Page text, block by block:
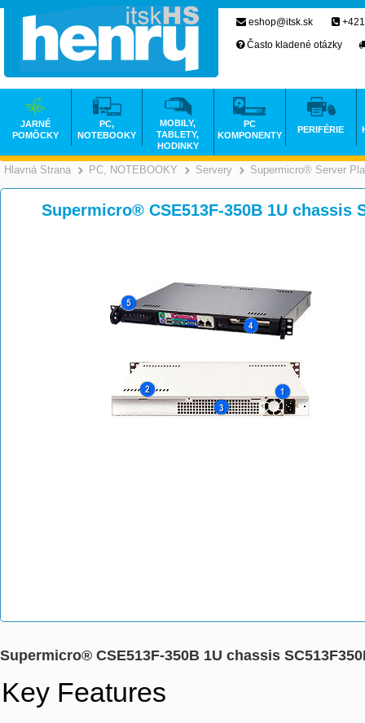
Hlavná Strana >
PC, NOTEBOOKY >
Servery >
Supermicro® Server
Supermicro® CSE513F-350B 1U chassis
Supermicro® CSE513F-350B 1U chassis
Key Features
eshop@itsk.sk
Často kladené otázky
JARNÉ
POMÔCKY
PC,
NOTEBOOKY
MOBILY,
TABLETY,
HODINKY
PC
KOMPONENTY
PERIFÉRIE